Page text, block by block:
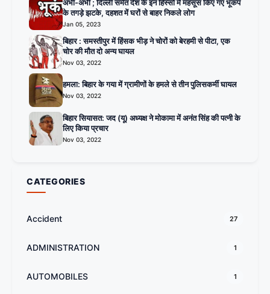
अभी-अभी ; दिल्ली समेत देश के इन हिस्सों में महसूस किए गए भूकंप
के तगड़े झटके, दहशत में घरों से बाहर निकले लोग
Jan 05, 2023
बिहार : समस्तीपुर में हिंसक भीड़ ने चोरों को बेरहमी से पीटा, एक
चोर की मौत दो अन्य घायल
Nov 03, 2022
हमला: बिहार के गया में ग्रामीणों के हमले से तीन पुलिसकर्मी घायल
Nov 03, 2022
बिहार सियासत: जद (यू) अध्यक्ष ने मोकामा में अनंत सिंह की पत्नी के
लिए किया प्रचार
Nov 03, 2022
CATEGORIES
Accident 27
ADMINISTRATION 1
AUTOMOBILES 1